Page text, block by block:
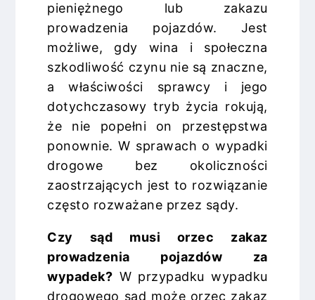
pieniężnego lub zakazu
prowadzenia pojazdów. Jest
możliwe, gdy wina i społeczna
szkodliwość czynu nie są znaczne,
a właściwości sprawcy i jego
dotychczasowy tryb życia rokują,
że nie popełni on przestępstwa
ponownie. W sprawach o wypadki
drogowe bez okoliczności
zaostrzających jest to rozwiązanie
często rozważane przez sądy.
Czy sąd musi orzec zakaz
prowadzenia pojazdów za
wypadek? W przypadku wypadku
drogowego sąd może orzec zakaz